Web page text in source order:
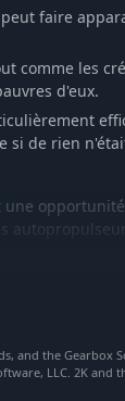
faire
comme les
d'eux.
si de rien
une
qui
un désert
un
and the Gearbox
LLC. 2K and